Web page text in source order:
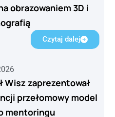
obrazowaniem 3D i
Czytaj dalej
Wisz zaprezentował
przełomowy model
mentoringu